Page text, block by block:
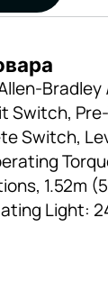
Bradley
Switch,
Switch,
1.52m
Light: